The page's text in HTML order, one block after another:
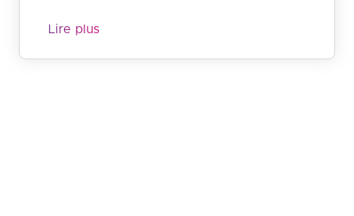
Lire plus